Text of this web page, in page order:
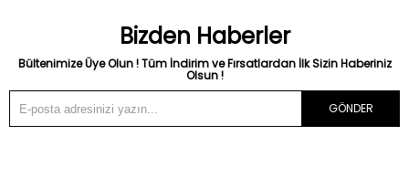
Bizden Haberler
Bültenimize Üye Olun ! Tüm İndirim ve Fırsatlardan İlk Sizin Haberiniz
Olsun !
GÖNDER